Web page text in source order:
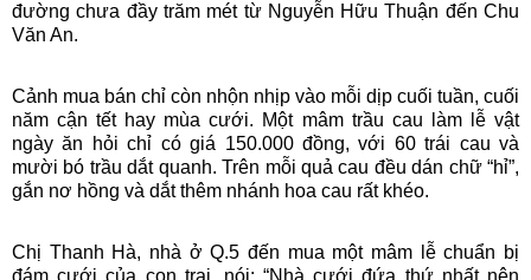
đường chưa đầy trăm mét từ Nguyễn Hữu Thuận đến Chu
Văn An.
Cảnh mua bán chỉ còn nhộn nhịp vào mỗi dịp cuối tuần, cuối
năm cận tết hay mùa cưới. Một mâm trầu cau làm lễ vật
ngày ăn hỏi chỉ có giá 150.000 đồng, với 60 trái cau và
mười bó trầu dắt quanh. Trên mỗi quả cau đều dán chữ “hỉ”,
gắn nơ hồng và dắt thêm nhánh hoa cau rất khéo.
Chị Thanh Hà, nhà ở Q.5 đến mua một mâm lễ chuẩn bị
đám cưới của con trai, nói: “Nhà cưới đứa thứ nhất nên